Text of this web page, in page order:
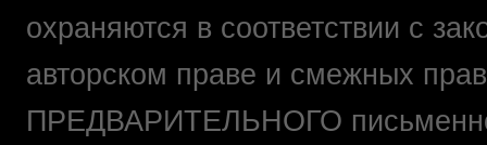
охраняются в соответствии с
авторском праве и смежных
ПРЕДВАРИТЕЛЬНОГО